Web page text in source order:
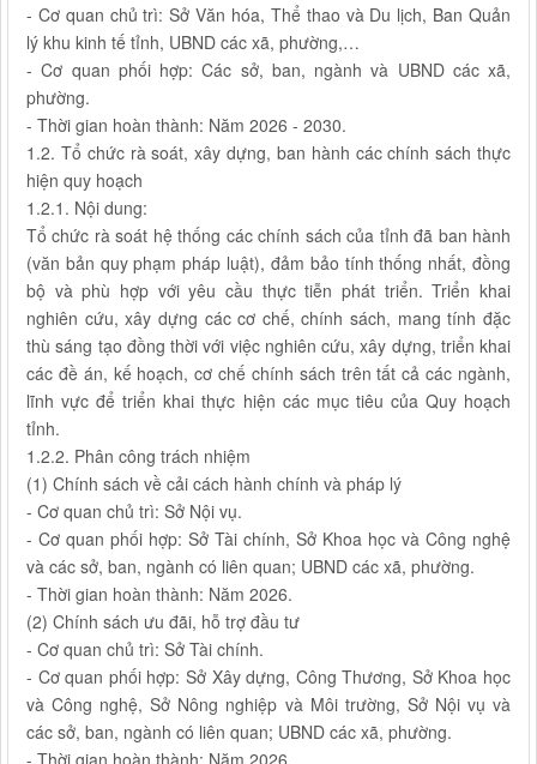
- Cơ quan chủ trì: Sở Văn hóa, Thể thao và Du lịch, Ban Quản
lý khu kinh tế tỉnh, UBND các xã, phường,…
- Cơ quan phối hợp: Các sở, ban, ngành và UBND các xã,
phường.
- Thời gian hoàn thành: Năm 2026 - 2030.
1.2. Tổ chức rà soát, xây dựng, ban hành các chính sách thực
hiện quy hoạch
1.2.1. Nội dung:
Tổ chức rà soát hệ thống các chính sách của tỉnh đã ban hành
(văn bản quy phạm pháp luật), đảm bảo tính thống nhất, đồng
bộ và phù hợp với yêu cầu thực tiễn phát triển. Triển khai
nghiên cứu, xây dựng các cơ chế, chính sách, mang tính đặc
thù sáng tạo đồng thời với việc nghiên cứu, xây dựng, triển khai
các đề án, kế hoạch, cơ chế chính sách trên tất cả các ngành,
lĩnh vực để triển khai thực hiện các mục tiêu của Quy hoạch
tỉnh.
1.2.2. Phân công trách nhiệm
(1) Chính sách về cải cách hành chính và pháp lý
- Cơ quan chủ trì: Sở Nội vụ.
- Cơ quan phối hợp: Sở Tài chính, Sở Khoa học và Công nghệ
và các sở, ban, ngành có liên quan; UBND các xã, phường.
- Thời gian hoàn thành: Năm 2026.
(2) Chính sách ưu đãi, hỗ trợ đầu tư
- Cơ quan chủ trì: Sở Tài chính.
- Cơ quan phối hợp: Sở Xây dựng, Công Thương, Sở Khoa học
và Công nghệ, Sở Nông nghiệp và Môi trường, Sở Nội vụ và
các sở, ban, ngành có liên quan; UBND các xã, phường.
- Thời gian hoàn thành: Năm 2026.